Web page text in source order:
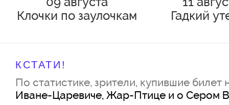
Клочки по заулочкам
Гадкий
КСТАТИ!
По статистике, зрители, купившие билет
Иване-Царевиче, Жар-Птице и о Сером